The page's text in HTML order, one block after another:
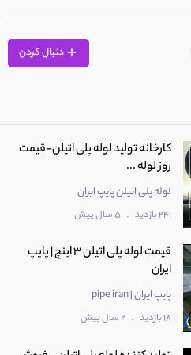
کارخانه تولید لوله پلی اتیلن-قیمت
روز لوله ...
لوله پلی اتیلن پایپ ایران
241 بازدید . 5 سال پیش
قیمت لوله پلی اتیلن 3 اینچ | پایپ
ایران
پایپ ایران | pipe iran
18 بازدید . 2 سال پیش